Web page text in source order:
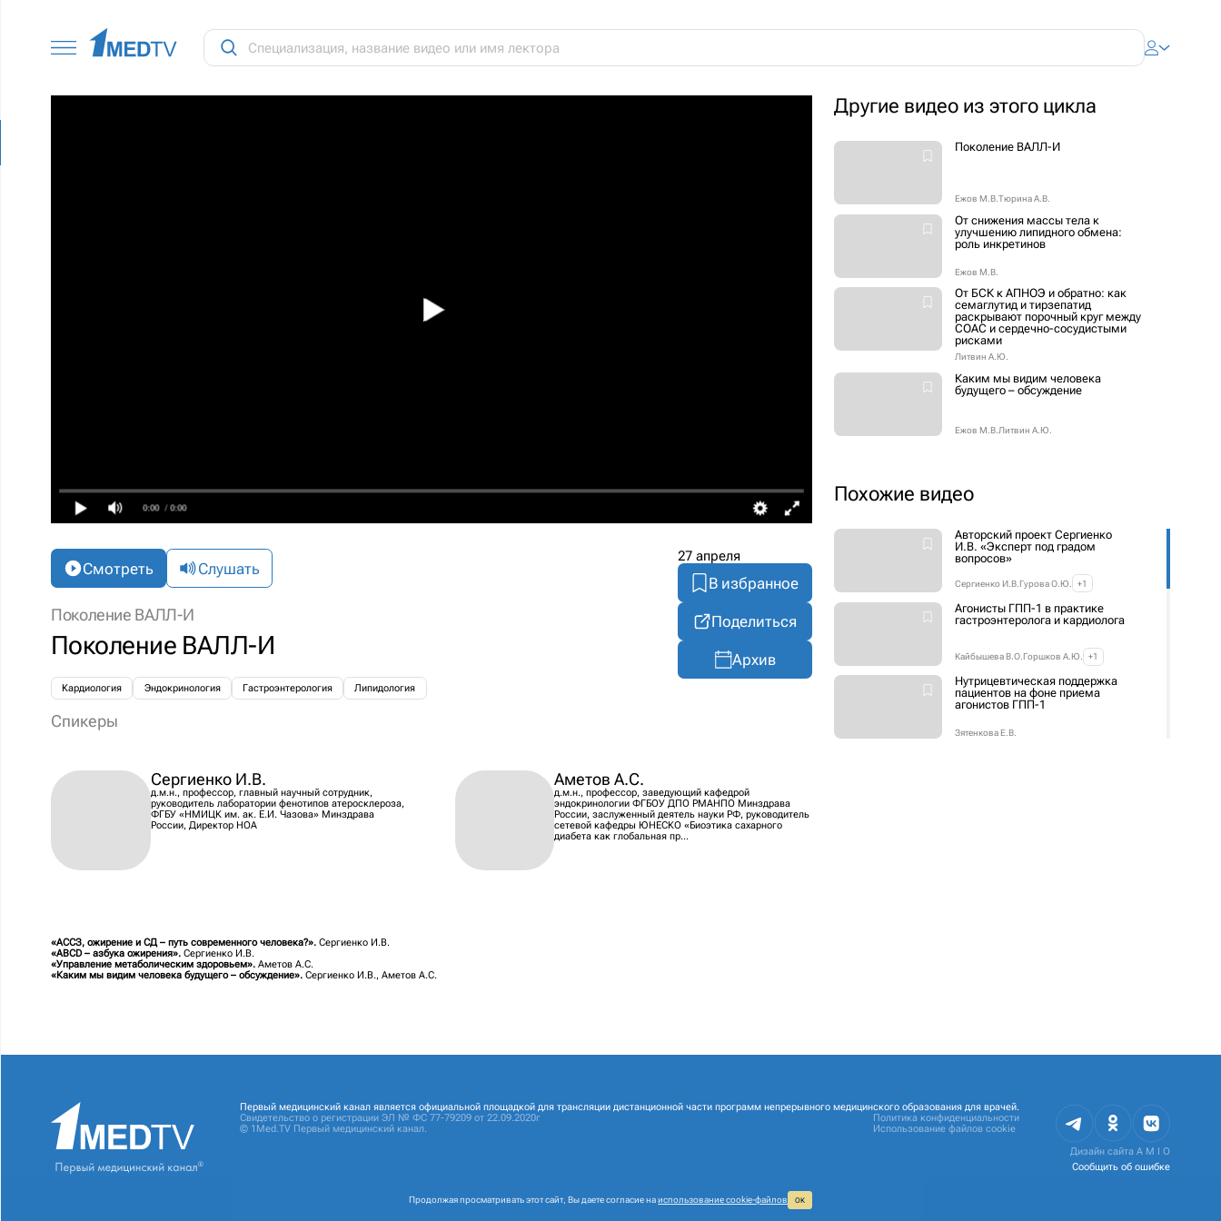
0:00 / 0:00
Смотреть Слушать
Поколение ВАЛЛ-И
Поколение ВАЛЛ-И
Кардиология Эндокринология Гастроэнтерология Липидология
27 апреля
В избранное
Поделиться
Архив
Спикеры
Сергиенко И.В.
д.м.н., профессор, главный научный сотрудник,
руководитель лаборатории фенотипов атеросклероза,
ФГБУ «НМИЦК им. ак. Е.И. Чазова» Минздрава
России, Директор НОА
Аметов А.С.
д.м.н., профессор, заведующий кафедрой
эндокринологии ФГБОУ ДПО РМАНПО Минздрава
России, заслуженный деятель науки РФ, руководитель
сетевой кафедры ЮНЕСКО «Биоэтика сахарного
диабета как глобальная пр...
«АССЗ, ожирение и СД – путь современного человека?». Сергиенко И.В.
«ABCD – азбука ожирения». Сергиенко И.В.
«Управление метаболическим здоровьем». Аметов А.С.
«Каким мы видим человека будущего – обсуждение». Сергиенко И.В., Аметов А.С.
Другие видео из этого цикла
Поколение ВАЛЛ-И
Ежов М.В.Тюрина А.В.
От снижения массы тела к
улучшению липидного обмена:
роль инкретинов
Ежов М.В.
От БСК к АПНОЭ и обратно: как
семаглутид и тирзепатид
раскрывают порочный круг между
СОАС и сердечно-сосудистыми
рисками
Литвин А.Ю.
Каким мы видим человека
будущего – обсуждение
Ежов М.В. Литвин А.Ю.
Похожие видео
Авторский проект Сергиенко
И.В. «Эксперт под градом
вопросов»
Сергиенко И.В. Гурова О.Ю. +1
Агонисты ГПП-1 в практике
гастроэнтеролога и кардиолога
Кайбышева В.О. Горшков А.Ю. +1
Нутрицевтическая поддержка
пациентов на фоне приема
агонистов ГПП-1
Зятенкова Е.В.
почему же нет успеха?
Хрустальное сердце. УФОлоги
против НЛО
Тимощенко Е.С. +2
Первый медицинский канал является официальной площадкой для трансляции дистанционной части программ непрерывного медицинского образования для врачей.
Свидетельство о регистрации ЭЛ № ФС 77-79209 от 22.09.2020г
© 1Med.TV Первый медицинский канал.
Политика конфиденциальности
Использование файлов cookie
Дизайн сайта A M I O
Сообщить об ошибке
Продолжая просматривать этот сайт, Вы даете согласие наиспользование cookie‑файлов ОК